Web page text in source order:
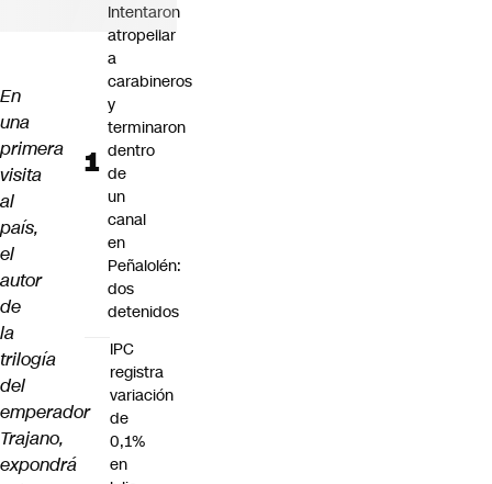
En
una
primera
visita
al
país,
el
autor
de
la
trilogía
del
emperador
Trajano,
expondrá
Intentaron
atropellar
a
carabineros
y
terminaron
dentro
de
un
canal
en
Peñalolén:
dos
detenidos
IPC
registra
variación
de
0,1%
en